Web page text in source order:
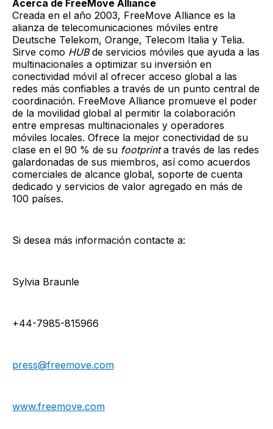
Acerca de FreeMove Alliance
Creada en el año 2003, FreeMove Alliance es la
alianza de telecomunicaciones móviles entre
Deutsche Telekom, Orange, Telecom Italia y Telia.
Sirve como HUBde servicios móviles que ayuda a las
multinacionales a optimizar su inversión en
conectividad móvil al ofrecer acceso global a las
redes más confiables a través de un punto central de
coordinación. FreeMove Alliance promueve el poder
de la movilidad global al permitir la colaboración
entre empresas multinacionales y operadores
móviles locales. Ofrece la mejor conectividad de su
clase en el 90 % de su footprinta través de las redes
galardonadas de sus miembros, así como acuerdos
comerciales de alcance global, soporte de cuenta
dedicado y servicios de valor agregado en más de
100 países.
Si desea más información contacte a:
Sylvia Braunle
+44-7985-815966
press@freemove.com
www.freemove.com